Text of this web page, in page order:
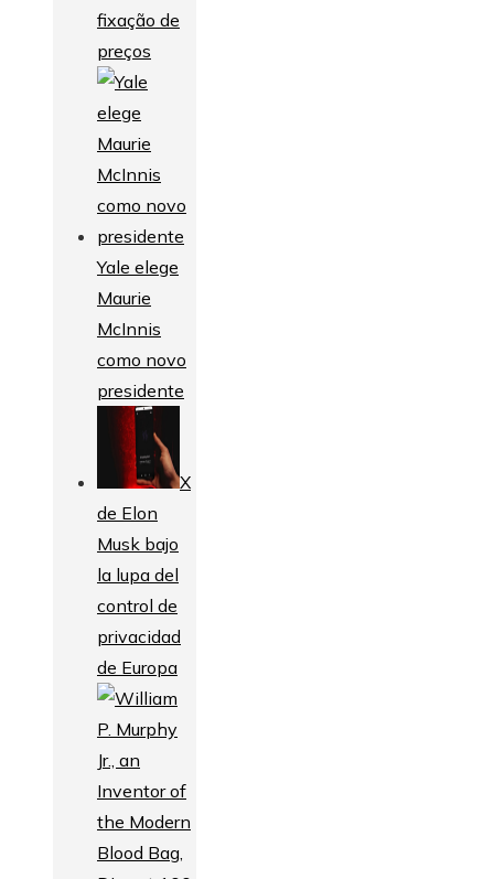
fixação de
preços
Yale elege
Maurie
McInnis
como novo
presidente
X
de Elon
Musk bajo
la lupa del
control de
privacidad
de Europa